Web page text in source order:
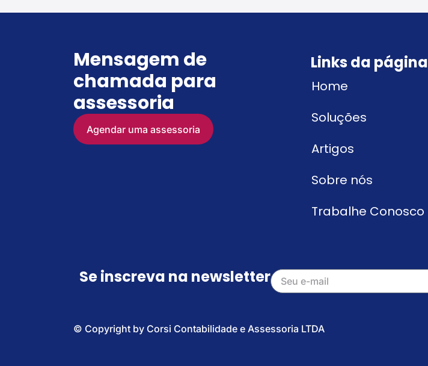
Mensagem de
chamada para
assessoria
Agendar uma assessoria
Links da página
Home
Soluções
Artigos
Sobre nós
Trabalhe Conosco
Se inscreva na newsletter
© Copyright by Corsi Contabilidade e Assessoria LTDA